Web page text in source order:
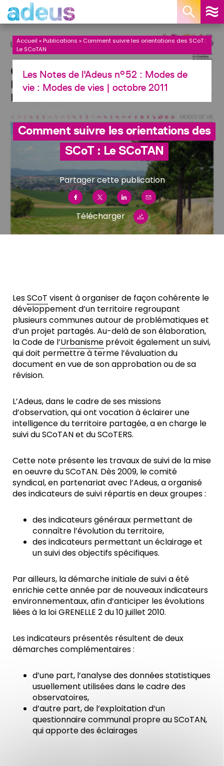
Accueil »Publications » Comment suivre les orientations des SCoT :
Le SCoTAN
Les Notes de l'Adeus n°52 : Modes de
vie : Modes de vies | octobre 2011
Comment suivre les orientations des
SCoT : Le SCoTAN
Partager cette publication
Télécharger
LesSCoT visent à organiser de façon cohérente le
développement d’un territoire regroupant
plusieurs communes autour de problématiques et
d’un projet partagés. Au-delà de son élaboration,
la Code de l’Urbanisme prévoit également un suivi,
qui doit permettre à terme l’évaluation du
document en vue de son approbation ou de sa
révision.
L’Adeus, dans le cadre de ses missions
d’observation, qui ont vocation à éclairer une
intelligence du territoire partagée, a en charge le
suivi du SCoTAN et du SCoTERS.
Cette note présente les travaux de suivi de la mise
en oeuvre du SCoTAN. Dès 2009, le comité
syndical, en partenariat avec l’Adeus, a organisé
des indicateurs de suivi répartis en deux groupes :
des indicateurs généraux permettant de
connaître l’évolution du territoire,
des indicateurs permettant un éclairage et
un suivi des objectifs spécifiques.
Par ailleurs, la démarche initiale de suivi a été
enrichie cette année par de nouveaux indicateurs
environnementaux, afin d’anticiper les évolutions
liées à la loi GRENELLE 2 du 10 juillet 2010.
Les indicateurs présentés résultent de deux
démarches complémentaires :
d’une part, l’analyse des données statistiques
usuellement utilisées dans le cadre des
observatoires,
d’autre part, de l’exploitation d’un
questionnaire communal propre au SCoTAN,
qui apporte des éclairages
Panneau de gestion des cookies